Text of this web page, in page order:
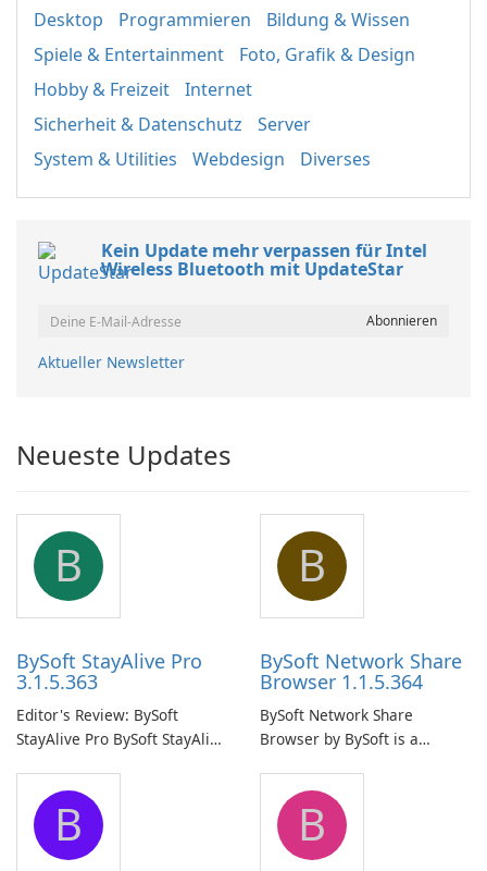
Desktop Programmieren
Bildung & Wissen
Spiele & Entertainment
Foto, Grafik & Design
Hobby & Freizeit
Internet
Sicherheit & Datenschutz
Server
System & Utilities
Webdesign Diverses
Kein Update mehr verpassen für Intel
Wireless Bluetooth mit UpdateStar
Aktueller Newsletter
Neueste Updates
B
BySoft StayAlive Pro
3.1.5.363
Editor's Review: BySoft
StayAlive Pro BySoft StayAlive
application designed to
ensure the continuous and
uninterrupted operation of
your computer system.
B
BySoft Network Share
Browser 1.1.5.364
BySoft Network Share
Browser by BySoft is a
application that allows users
to easily browse and manage
shared folders on their
network.
B B